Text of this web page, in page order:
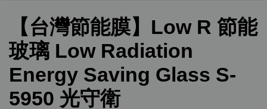
【台灣節能膜】Low R 節能
玻璃 Low Radiation
Energy Saving Glass S-
5950 光守衛